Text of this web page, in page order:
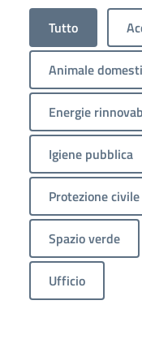
Tutto
Animale
Energie
Igiene pubblica
Protezione civile
Spazio verde
Ufficio